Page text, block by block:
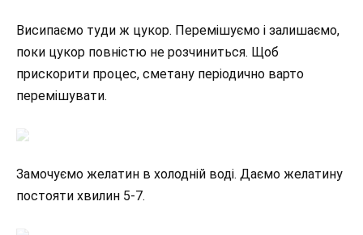
Висипаємо туди ж цукор. Перемішуємо і залишаємо,
поки цукор повністю не розчиниться. Щоб
прискорити процес, сметану періодично варто
перемішувати.
Замочуємо желатин в холодній воді. Даємо желатину
постояти хвилин 5-7.